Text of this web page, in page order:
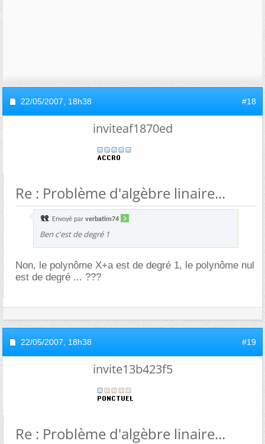
22/05/2007, 18h38 #18
inviteaf1870ed
Re : Problème d'algèbre linaire...
Envoyé par verbatim74
Ben c'est de degré 1
Non, le polynôme X+a est de degré 1, le polynôme nul
est de degré ... ???
22/05/2007, 18h38 #19
invite13b423f5
Re : Problème d'algèbre linaire...